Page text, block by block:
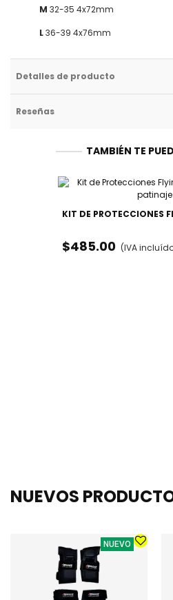
M 32-35 4x72mm
L36-39 4x76mm
Detalles de producto
Reseñas
TAMBIÉN TE
KIT DE PROTECCIONES
$485.00 (IVA
NUEVOS
NUEVO